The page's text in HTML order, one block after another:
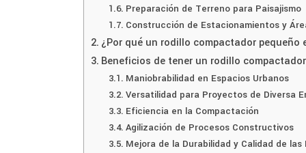
Preparación de Terreno para Paisajismo
Construcción de Estacionamientos y
¿Por qué un rodillo compactador
Beneficios de tener un rodillo
Maniobrabilidad en Espacios Urbanos
Versatilidad para Proyectos de Diversa
Eficiencia en la Compactación
Agilización de Procesos Constructivos
Mejora de la Durabilidad y Calidad de